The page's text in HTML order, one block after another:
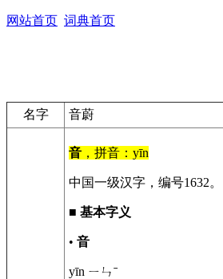
网站首页 词典首页
名字 音蔚
音 ，拼音：yīn
中国一级汉字，编号1632。
■ 基本字义
• 音
yīn ㄧㄣˉ